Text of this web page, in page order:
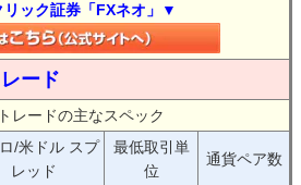
ック証券「FXネオ」▼
ード
レードの主なスペック
/米ドル スプ
レッド
最低取引単
位
通貨ペア数